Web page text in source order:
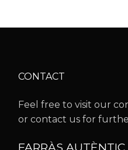
CONTACT
Feel free to visit our
or contact us for
FARRÀS AUTÈNTIC